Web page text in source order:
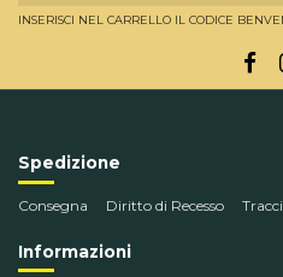
INSERISCI NEL CARRELLO IL CODICE
Spedizione
Consegna Diritto di Recesso
Informazioni